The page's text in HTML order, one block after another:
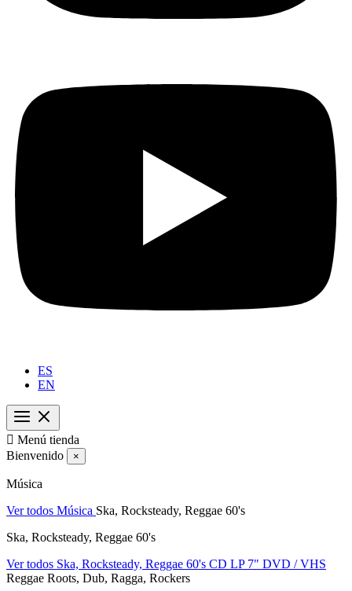
ES
EN
 Menú tienda
Bienvenido
×
Música
Ver todos Música Ska, Rocksteady, Reggae 60's
Ska, Rocksteady, Reggae 60's
Ver todos Ska, Rocksteady, Reggae 60's CD LP 7" DVD / VHS
Reggae Roots, Dub, Ragga, Rockers